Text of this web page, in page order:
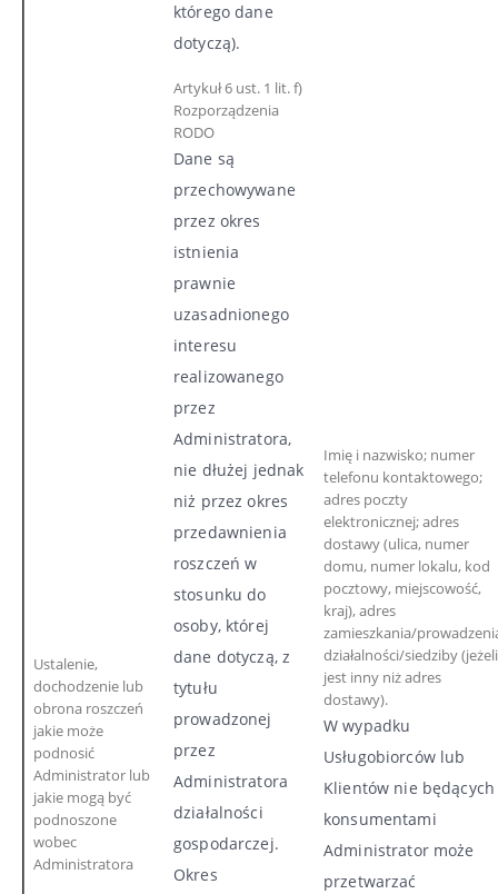
którego dane
dotyczą).
Ustalenie,
dochodzenie lub
obrona roszczeń
jakie może
podnosić
Administrator lub
jakie mogą być
podnoszone
wobec
Administratora
Artykuł 6 ust. 1 lit. f)
Rozporządzenia
RODO
Dane są
przechowywane
przez okres
istnienia
prawnie
uzasadnionego
interesu
realizowanego
przez
Administratora,
nie dłużej jednak
niż przez okres
przedawnienia
roszczeń w
stosunku do
osoby, której
dane dotyczą, z
tytułu
prowadzonej
przez
Administratora
działalności
gospodarczej.
Okres
Imię i nazwisko; numer
telefonu kontaktowego;
adres poczty
elektronicznej; adres
dostawy (ulica, numer
domu, numer lokalu, kod
pocztowy, miejscowość,
kraj), adres
zamieszkania/
działalności/siedziby (jeżeli
jest inny niż adres
dostawy).
W wypadku
Usługobiorców lub
Klientów nie będących
konsumentami
Administrator może
przetwarzać